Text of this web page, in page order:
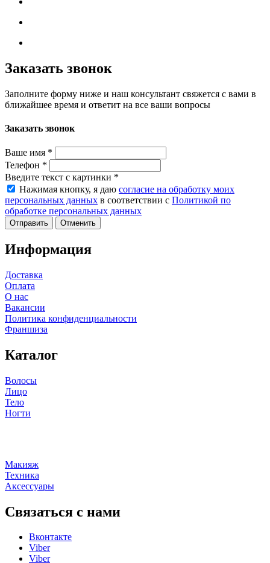
Заказать звонок
Заполните форму ниже и наш консультант свяжется с вами в
ближайшее время и ответит на все ваши вопросы
Заказать звонок
Ваше имя *
Телефон *
Введите текст с картинки *
Нажимая кнопку, я даю согласие на обработку моих
персональных данных в соответствии с Политикой по
обработке персональных данных
Отменить
Информация
Доставка
Оплата
О нас
Вакансии
Политика конфиденциальности
Франшиза
Каталог
Волосы
Лицо
Тело
Ногти
Макияж
Техника
Аксессуары
Связаться с нами
Вконтакте
Viber
Viber